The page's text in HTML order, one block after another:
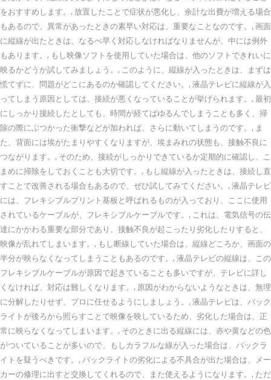
をおすすめします。, 放置したことで症状が悪化し、余計な出費が増える場合
もあるので、異常があったときの素早い対応は、重要なことなのです。, 画面
に縦線が出たときは、なるべ早く対応しなければなりませんが、中には例外
もあります。, もし映像ソフトを使用していた場合は、他のソフトできれいに
映るかどうか試してみましょう。, このように、縦線が入ったときは、まずは
慌てずに、問題がどこにあるのか確認してください。, 液晶テレビに縦線が入
ってしまう原因としては、接続が悪くなっていることが挙げられます。, 最初
にしっかり接続したとしても、時間が経てばゆるんでしまうことも多く、掃
除の際にぶつかった衝撃などが加われば、さらに動いてしまうのです。, ま
た、背面には埃がたまりやすくなりますが、埃まみれの状態も、接触不良に
つながります。, そのため、接続がしっかりできているか定期的に確認し、こ
まめに掃除をしておくことも大切です。, もし縦線が入ったときは、接続し直
すことで改善される場合もあるので、ぜひ試してみてください。, 液晶テレビ
には、フレキシブルプリント基板と呼ばれるものが入っており、ここに使用
されているケーブルが、フレキシブルケーブルです。, これは、電気信号の伝
達にかかわる重要な部分であり、接触不良が起こったり劣化したりすると、
映像が乱れてしまいます。, もし断線していた場合は、縦線どころか、画面の
半分が映らなくなってしまうこともあるのです。, 液晶テレビの縦線は、この
フレキシブルケーブルが原因で起きていることも多いですが、テレビに詳し
くなければ、対応は難しくなります。, 原因がわからないようなときは、無理
に分解したりせず、プロに任せるようにしましょう。, 液晶テレビは、バック
ライトが後ろから照らすことで映像を映しているため、劣化した場合は、正
常に映らなくなってしまいます。, そのときに出る縦線には、赤や黄などの色
がついていることが多いので、もしカラフルな線が入った場合は、バックラ
イトを疑うべきです。, バックライトの劣化による不具合が出た場合は、メー
カーの修理に出すと交換してくれるので、また使えるようになります。, ただ